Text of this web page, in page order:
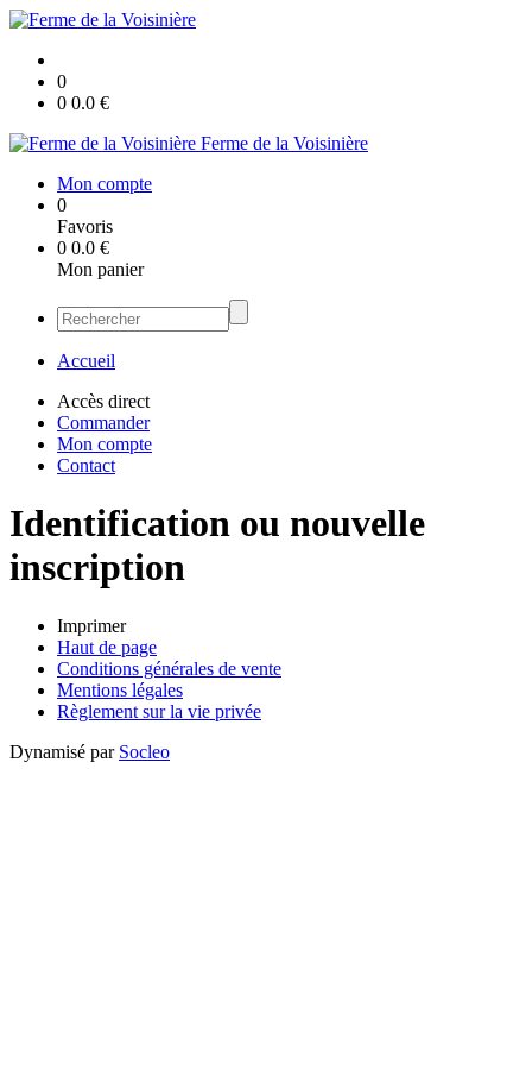
0
0 0.0 €
Ferme de la Voisinière
Mon compte
0
Favoris
0 0.0 €
Mon panier
Accueil
Accès direct
Commander
Mon compte
Contact
Identification ou nouvelle
inscription
Imprimer
Haut de page
Conditions générales de vente
Mentions légales
Règlement sur la vie privée
Dynamisé par Socleo